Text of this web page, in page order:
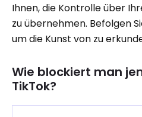
Ihnen, die Kontrolle über
zu übernehmen. Befolgen
um die Kunst von zu
Wie blockiert man
TikTok?